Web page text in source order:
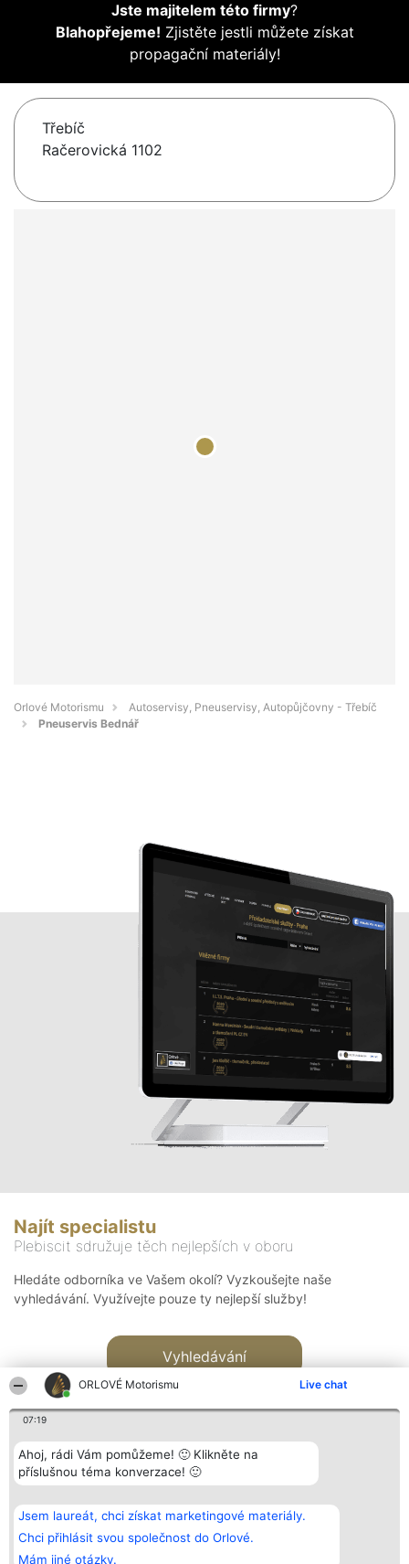
ORLOVÉ Motorismu Live chat
07:19
Ahoj, rádi Vám pomůžeme! 🙂 Klikněte na
příslušnou téma konverzace! 🙂
Jsem laureát, chci získat marketingové materiály.
Chci přihlásit svou společnost do Orlové.
Mám jiné otázky.
Jste majitelem této firmy?
Blahopřejeme! Zjistěte jestli můžete získat
propagační materiály!
Třebíč
Račerovická 1102
Orlové Motorismu
Autoservisy, Pneuservisy, Autopůjčovny - Třebíč
Pneuservis Bednář
Najít specialistu
Plebiscit sdružuje těch nejlepších v oboru
Hledáte odborníka ve Vašem okolí? Vyzkoušejte naše
vyhledávání. Využívejte pouze ty nejlepší služby!
Vyhledávání
Bright Side Solutions sp. z o.
o. sp. k.
ul. Ruska 22
Wrocław 50-079
KRS 0000749100 | Regon
Vítězové
Seznam všech
laureátů
Zásady
Kontakt